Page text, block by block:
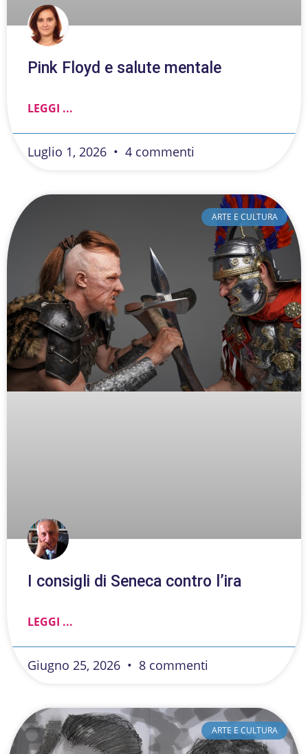
Pink Floyd e salute mentale
LEGGI ...
Luglio 1, 2026 4 commenti
ARTE E CULTURA
I consigli di Seneca contro l’ira
LEGGI ...
Giugno 25, 2026 8 commenti
ARTE E CULTURA